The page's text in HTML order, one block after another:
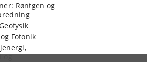
Røntgen og
Fotonik
og